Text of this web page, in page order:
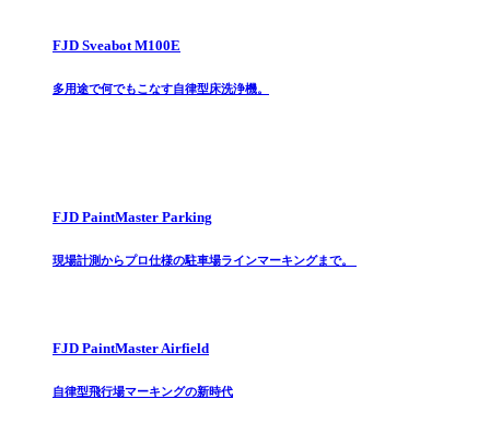
FJD Sveabot M100E
多用途で何でもこなす自律型床洗浄機。
FJD PaintMaster Parking
現場計測からプロ仕様の駐車場ラインマーキングまで。
FJD PaintMaster Airfield
自律型飛行場マーキングの新時代